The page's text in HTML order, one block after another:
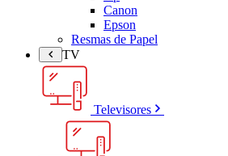
Canon
Epson
Resmas de Papel
TV
Televisores